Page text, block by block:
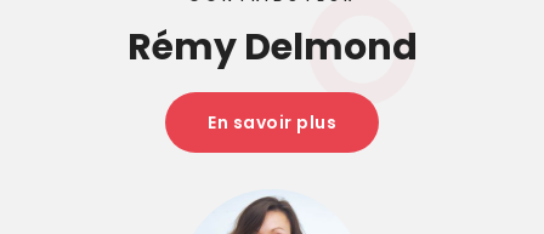
Rémy Delmond
En savoir plus